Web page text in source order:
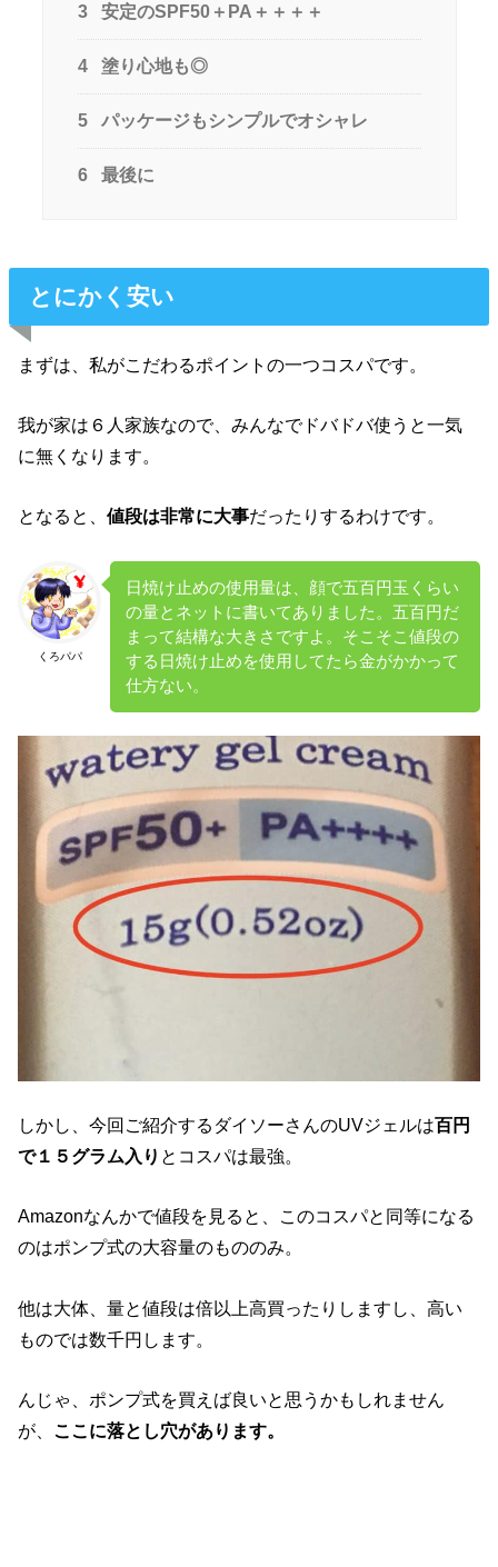
3 安定のSPF50＋PA＋＋＋＋
4 塗り心地も◎
5 パッケージもシンプルでオシャレ
6 最後に
とにかく安い
まずは、私がこだわるポイントの一つコスパです。
我が家は６人家族なので、みんなでドバドバ使うと一気
に無くなります。
となると、値段は非常に大事だったりするわけです。
くろパパ
日焼け止めの使用量は、顔で五百円玉くらい
の量とネットに書いてありました。五百円だ
まって結構な大きさですよ。そこそこ値段の
する日焼け止めを使用してたら金がかかって
仕方ない。
しかし、今回ご紹介するダイソーさんのUVジェルは百円
で１５グラム入り とコスパは最強。
Amazonなんかで値段を見ると、このコスパと同等になる
のはポンプ式の大容量のもののみ。
他は大体、量と値段は倍以上高買ったりしますし、高い
ものでは数千円します。
んじゃ、ポンプ式を買えば良いと思うかもしれません
が、 ここに落とし穴があります。